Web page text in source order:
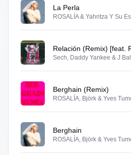
La Perla
ROSALÍA & Yahritza Y Su
Relación (Remix) [feat.
Sech, Daddy Yankee & J
Berghain (Remix)
ROSALÍA, Björk & Yves
Berghain
ROSALÍA, Björk & Yves